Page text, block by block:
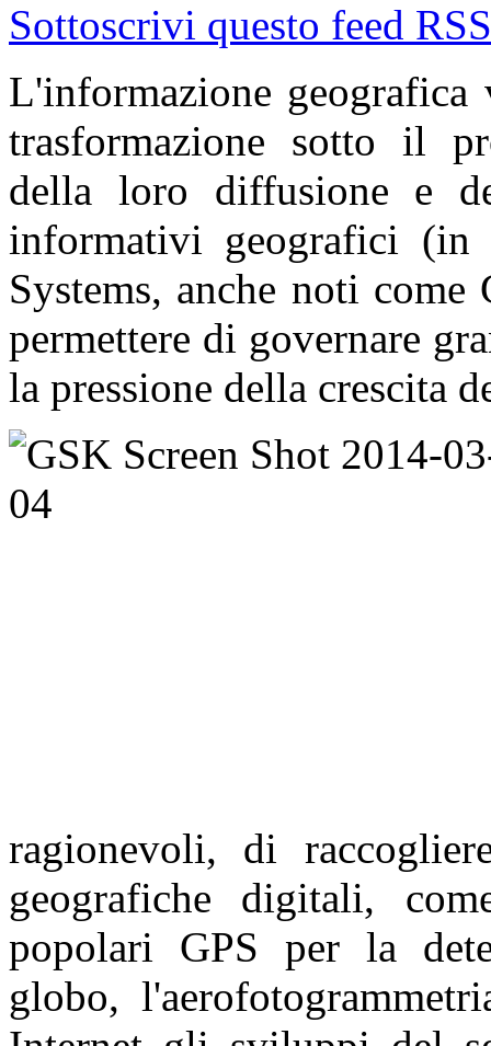
Sottoscrivi questo feed RSS
L'informazione
trasformazione sotto il
della loro diffusione e
informativi geografici (in
Systems, anche noti
permettere di governare
la pressione della crescita
ragionevoli, di
geografiche digitali,
popolari GPS per la
globo,